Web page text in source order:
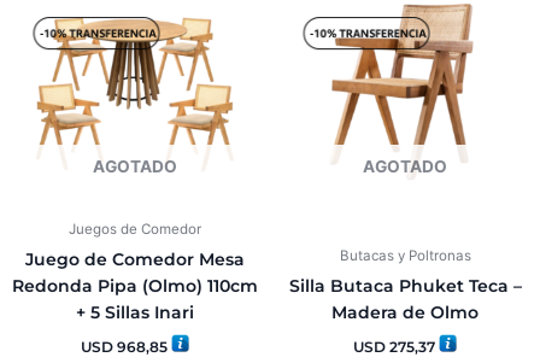
AGOTADO
Juegos de Comedor
Juego de Comedor Mesa
Redonda Pipa (Olmo) 110cm
+ 5 Sillas Inari
USD 968,85
AGOTADO
Butacas y Poltronas
Silla Butaca Phuket Teca –
Madera de Olmo
USD 275,37